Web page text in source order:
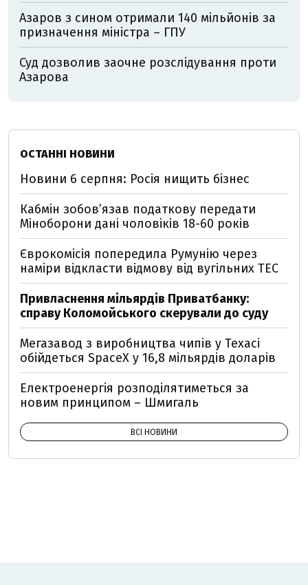
Азаров з сином отримали 140 мільйонів за
призначення міністра – ГПУ
Суд дозволив заочне розслідування проти
Азарова
ОСТАННІ НОВИНИ
Новини 6 серпня: Росія нищить бізнес
Кабмін зобовʼязав податкову передати
Міноборони дані чоловіків 18-60 років
Єврокомісія попередила Румунію через
наміри відкласти відмову від вугільних ТЕС
Привласнення мільярдів Приватбанку:
справу Коломойського скерували до суду
Мегазавод з виробництва чипів у Техасі
обійдеться SpaceX у 16,8 мільярдів доларів
Електроенергія розподілятиметься за
новим принципом – Шмигаль
ВСІ НОВИНИ